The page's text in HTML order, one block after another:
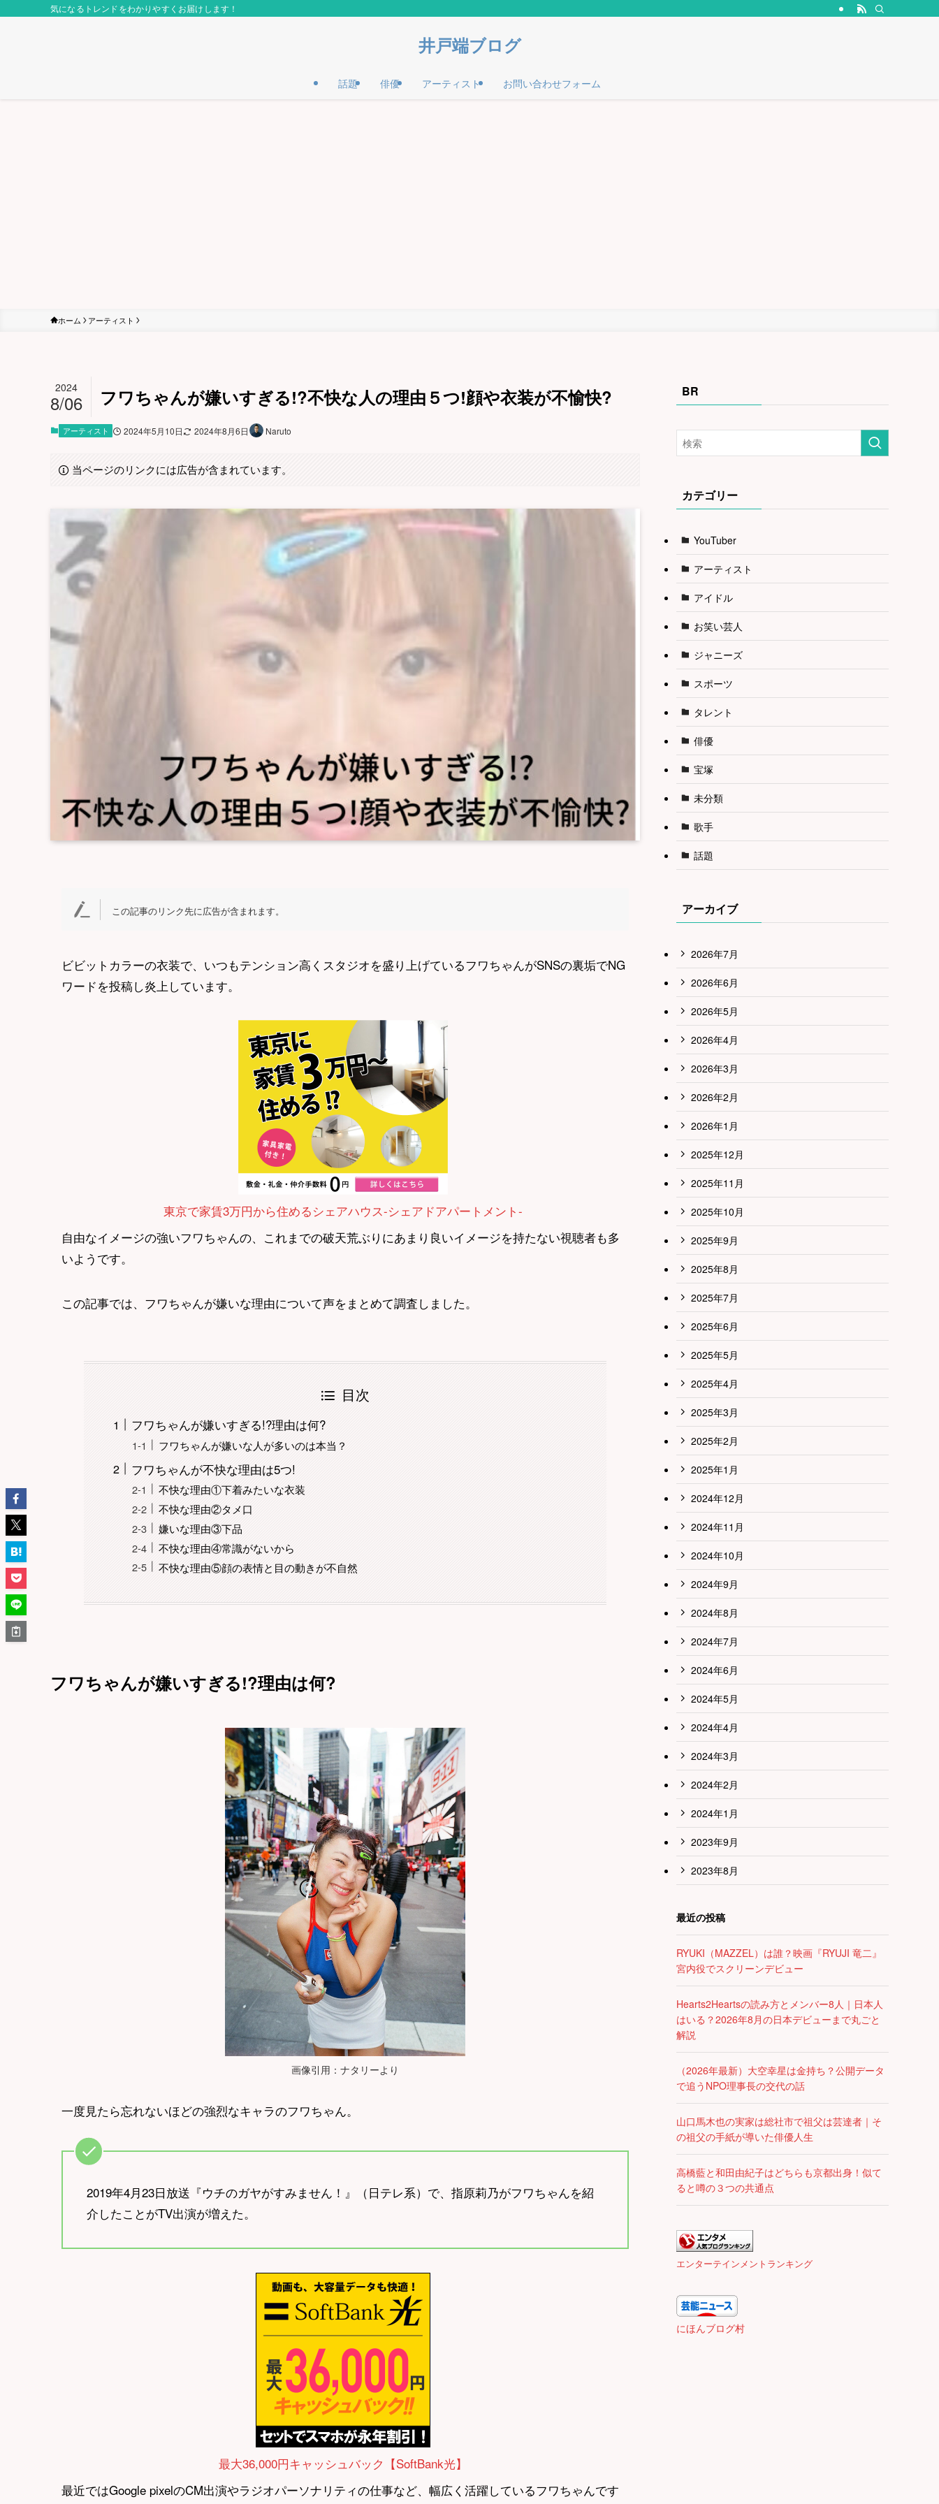
気になるトレンドをわかりやすくお届けします！
井戸端ブログ
話題 俳優 アーティスト お問い合わせフォーム
ホーム アーティスト
フワちゃんが嫌いすぎる!?不快な人の理由５つ!顔や衣装が不愉快?
2024
8/06
アーティスト 2024年5月10日 2024年8月6日 Naruto
当ページのリンクには広告が含まれています。
この記事のリンク先に広告が含まれます。
ビビットカラーの衣装で、いつもテンション高くスタジオを盛り上げているフワちゃんがSNSの裏垢でNG
ワードを投稿し炎上しています。
東京で家賃3万円から住めるシェアハウス-シェアドアパートメント-
自由なイメージの強いフワちゃんの、これまでの破天荒ぶりにあまり良いイメージを持たない視聴者も多
いようです。
この記事では、フワちゃんが嫌いな理由について声をまとめて調査しました。
目次
フワちゃんが嫌いすぎる!?理由は何?
フワちゃんが嫌いな人が多いのは本当？
フワちゃんが不快な理由は5つ!
不快な理由①下着みたいな衣装
不快な理由②タメ口
嫌いな理由③下品
不快な理由④常識がないから
不快な理由⑤顔の表情と目の動きが不自然
フワちゃんが嫌いすぎる!?理由は何?
画像引用：ナタリーより
一度見たら忘れないほどの強烈なキャラのフワちゃん。
2019年4月23日放送『ウチのガヤがすみません！』（日テレ系）で、指原莉乃がフワちゃんを紹
介したことがTV出演が増えた。
最大36,000円キャッシュバック【SoftBank光】
最近ではGoogle pixelのCM出演やラジオパーソナリティの仕事など、幅広く活躍しているフワちゃんです
BR
カテゴリー
YouTuber
アーティスト
アイドル
お笑い芸人
ジャニーズ
スポーツ
タレント
俳優
宝塚
未分類
歌手
話題
アーカイブ
2026年7月
2026年6月
2026年5月
2026年4月
2026年3月
2026年2月
2026年1月
2025年12月
2025年11月
2025年10月
2025年9月
2025年8月
2025年7月
2025年6月
2025年5月
2025年4月
2025年3月
2025年2月
2025年1月
2024年12月
2024年11月
2024年10月
2024年9月
2024年8月
2024年7月
2024年6月
2024年5月
2024年4月
2024年3月
2024年2月
2024年1月
2023年9月
2023年8月
最近の投稿
RYUKI（MAZZEL）は誰？映画『RYUJI 竜二』
宮内役でスクリーンデビュー
Hearts2Heartsの読み方とメンバー8人｜日本人
はいる？2026年8月の日本デビューまで丸ごと
解説
（2026年最新）大空幸星は金持ち？公開データ
で追うNPO理事長の交代の話
山口馬木也の実家は総社市で祖父は芸達者｜そ
の祖父の手紙が導いた俳優人生
高橋藍と和田由紀子はどちらも京都出身！似て
ると噂の３つの共通点
エンターテインメントランキング
にほんブログ村